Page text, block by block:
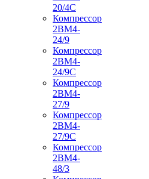
20/4С
Компрессор
2ВМ4-
24/9
Компрессор
2ВМ4-
24/9С
Компрессор
2ВМ4-
27/9
Компрессор
2ВМ4-
27/9С
Компрессор
2ВМ4-
48/3